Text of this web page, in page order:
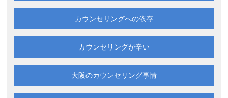
カウンセリングへの依存
カウンセリングが辛い
大阪のカウンセリング事情